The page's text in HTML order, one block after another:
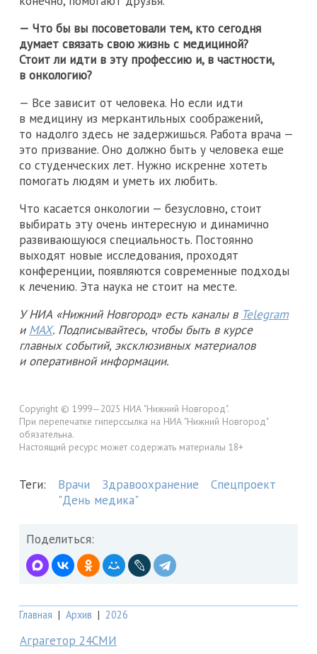
— Что бы вы посоветовали тем, кто сегодня
думает связать свою жизнь с медициной?
Стоит ли идти в эту профессию и, в частности,
в онкологию?
— Все зависит от человека. Но если идти
в медицину из меркантильных соображений,
то надолго здесь не задержишься. Работа врача —
это призвание. Оно должно быть у человека еще
со студенческих лет. Нужно искренне хотеть
помогать людям и уметь их любить.
Что касается онкологии — безусловно, стоит
выбирать эту очень интересную и динамично
развивающуюся специальность. Постоянно
выходят новые исследования, проходят
конференции, появляются современные подходы
к лечению. Эта наука не стоит на месте.
У НИА «Нижний Новгород» есть каналы в Telegram
и MAX. Подписывайтесь, чтобы быть в курсе
главных событий, эксклюзивных материалов
и оперативной информации.
Copyright © 1999—2025 НИА "Нижний Новгород".
При перепечатке гиперссылка на НИА "Нижний Новгород"
обязательна.
Настоящий ресурс может содержать материалы 18+
Теги: Врачи Здравоохранение
Спецпроект
"День медика"
Поделиться:
Главная | Архив | 2026
Аграгетор 24СМИ